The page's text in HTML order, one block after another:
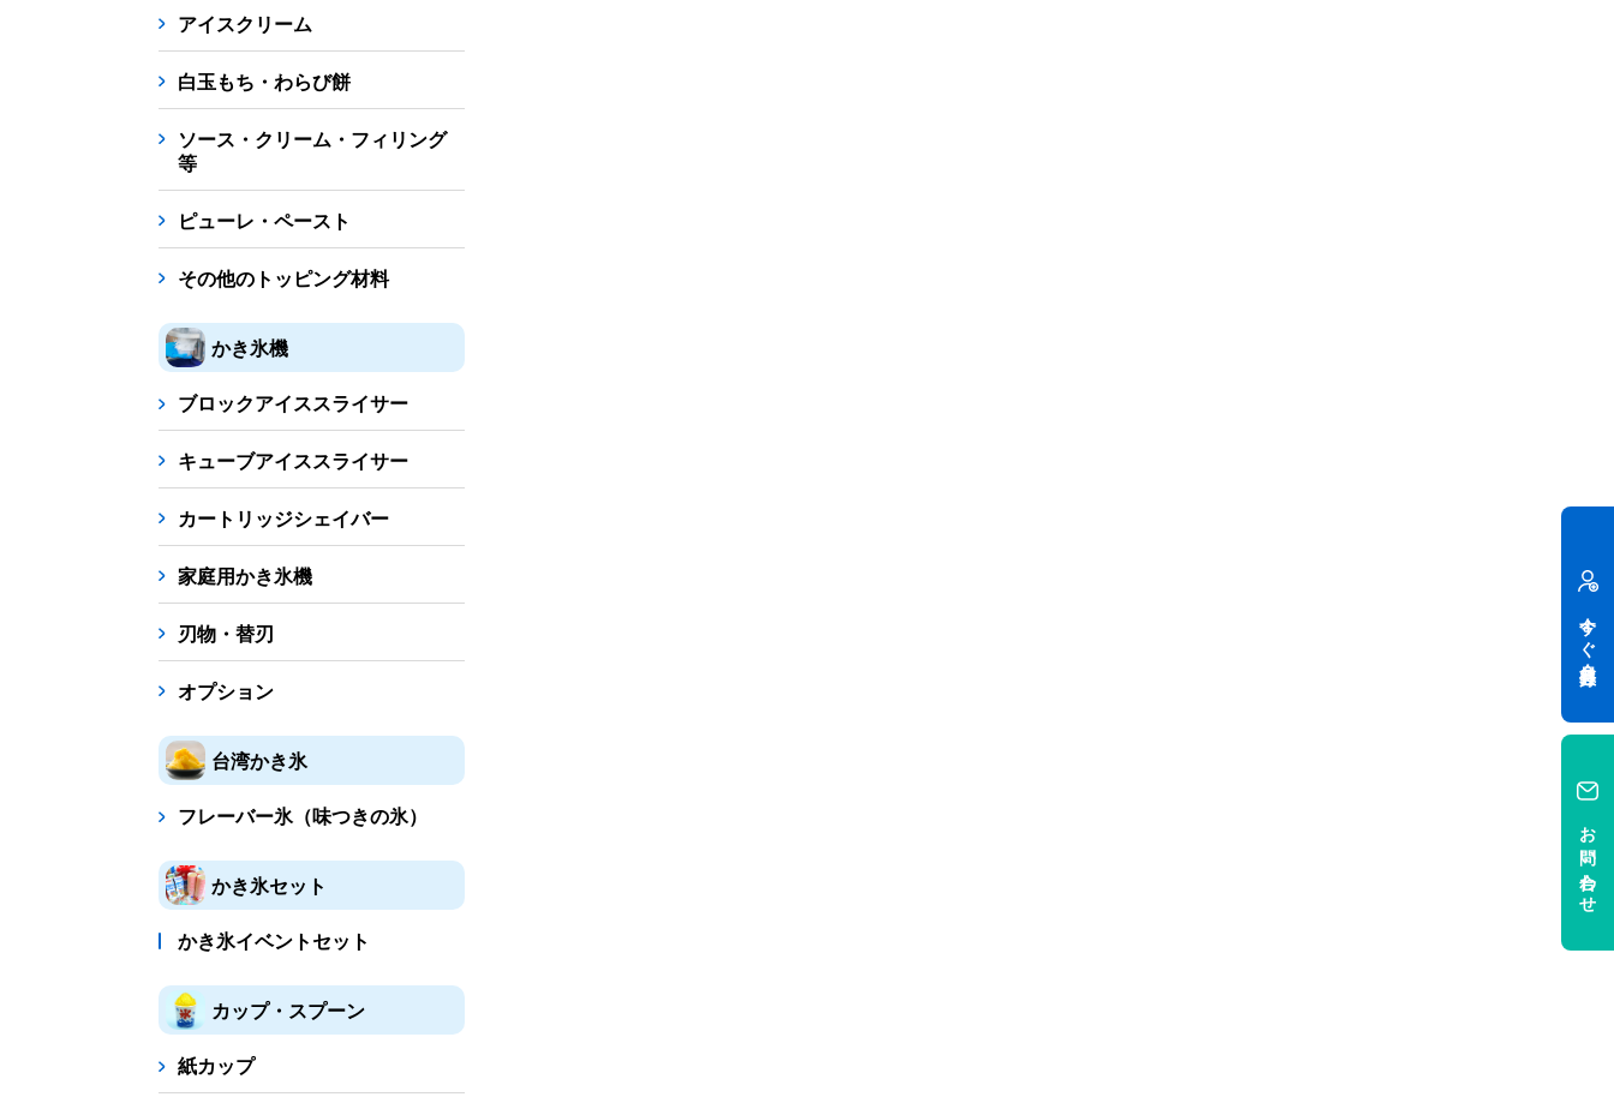
アイスクリーム
白玉もち・わらび餅
ソース・クリーム・フィリング
等
ピューレ・ペースト
その他のトッピング材料
かき氷機
ブロックアイススライサー
キューブアイススライサー
カートリッジシェイバー
家庭用かき氷機
刃物・替刃
オプション
台湾かき氷
フレーバー氷（味つきの氷）
かき氷セット
かき氷イベントセット
カップ・スプーン
紙カップ
今すぐ会員登録
お問い合わせ